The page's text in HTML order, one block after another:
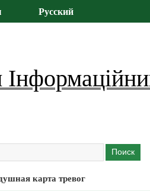
Русский
карта тревог